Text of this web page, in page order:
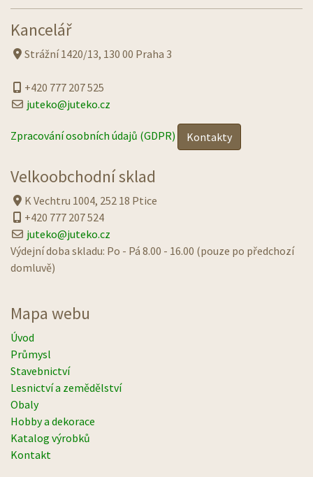
Kancelář
Strážní 1420/13, 130 00 Praha 3
+420 777 207 525
juteko@juteko.cz
Zpracování osobních údajů (GDPR) Kontakty
Velkoobchodní sklad
K Vechtru 1004, 252 18 Ptice
+420 777 207 524
juteko@juteko.cz
Výdejní doba skladu: Po - Pá 8.00 - 16.00 (pouze po předchozí
domluvě)
Mapa webu
Úvod
Průmysl
Stavebnictví
Lesnictví a zemědělství
Obaly
Hobby a dekorace
Katalog výrobků
Kontakt